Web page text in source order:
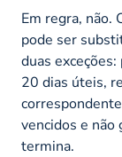
Em regra, não.
pode ser
duas
20 dias úteis,
vencidos e não
termina.